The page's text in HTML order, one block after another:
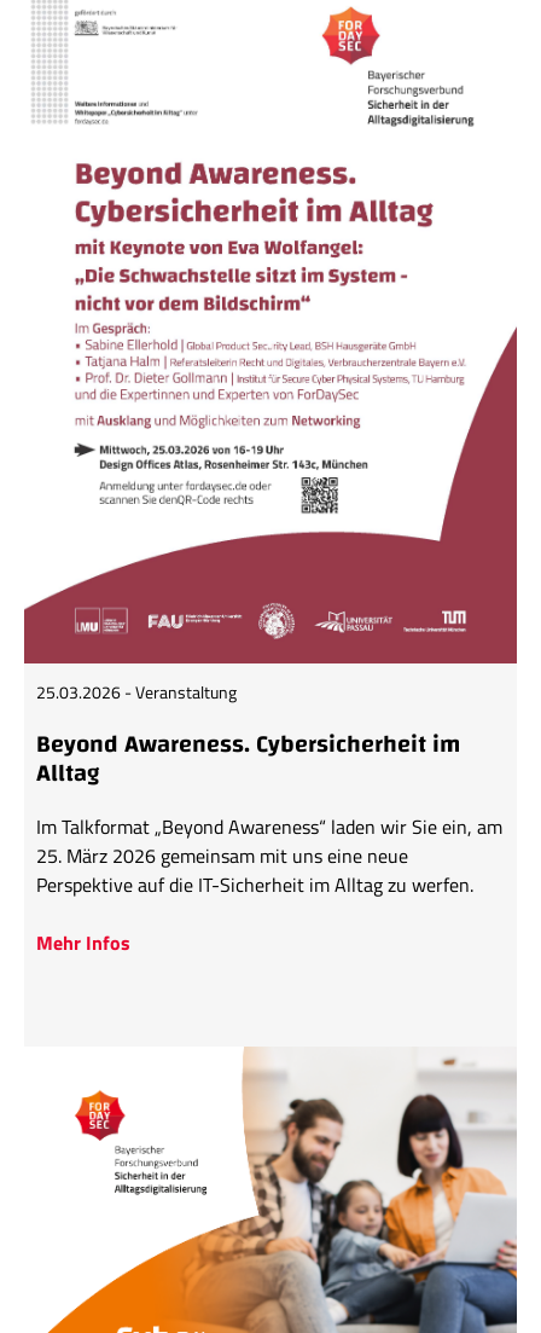
25.03.2026 - Veranstaltung
Beyond Awareness. Cybersicherheit im
Alltag
Im Talkformat „Beyond Awareness“ laden wir Sie ein, am
25. März 2026 gemeinsam mit uns eine neue
Perspektive auf die IT-Sicherheit im Alltag zu werfen.
Mehr Infos